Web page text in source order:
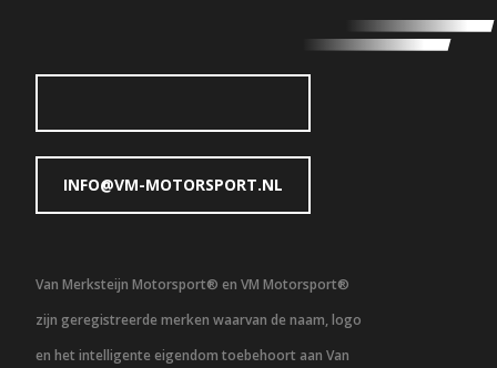
INFO@VM-MOTORSPORT.NL
Van Merksteijn Motorsport® en VM Motorsport®
zijn geregistreerde merken waarvan de naam, logo
en het intelligente eigendom toebehoort aan Van